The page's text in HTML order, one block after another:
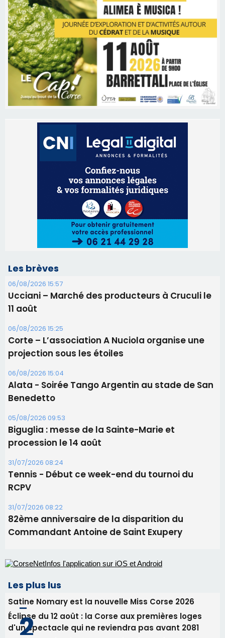
Les brèves
Ucciani – Marché des producteurs à Cruculi le
Corte – L’association A Nuciola organise une
projection sous les étoiles
Alata - Soirée Tango Argentin au stade de San
Benedetto
05/08/2026 09:53
Biguglia : messe de la Sainte-Marie et
procession le 14 août
31/07/2026 08:24
Tennis - Début ce week-end du tournoi du
RCPV
31/07/2026 08:22
82ème anniversaire de la disparition du
Commandant Antoine de Saint Exupery
Les plus lus
Satine Nomary est la nouvelle Miss Corse 2026
d'un spectacle qui ne reviendra pas avant 2081
Bastia – Le festival Porto Latino évacué en urgence
avant le concert de Mosimann
consommation en recul dans les restaurants
face à une nouvelle escroquerie au faux vendeur de
vin
Newsletter